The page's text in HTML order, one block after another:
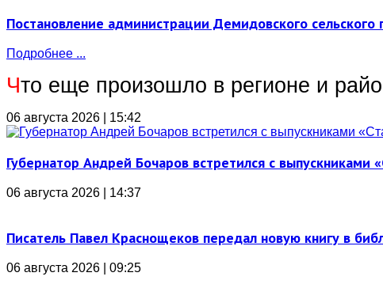
Постановление администрации Демидовского
Подробнее ...
Что еще произошло в регионе и
06 августа 2026 | 15:42
Губернатор Андрей Бочаров встретился с выпускниками
06 августа 2026 | 14:37
Писатель Павел Краснощеков передал новую книгу в
06 августа 2026 | 09:25